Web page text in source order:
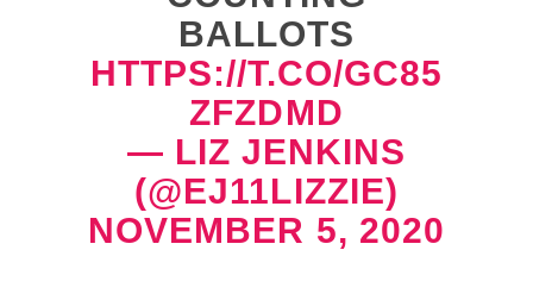
BALLOTS
HTTPS://T.CO/GC85
ZFZDMD
— LIZ JENKINS
(@EJ11LIZZIE)
NOVEMBER 5, 2020